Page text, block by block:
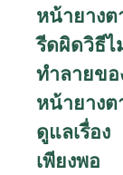
หน้ายางต
รีดผิดวิ
ทำลายข
หน้ายาง
ดูแลเรื่อ
เพียงพอ